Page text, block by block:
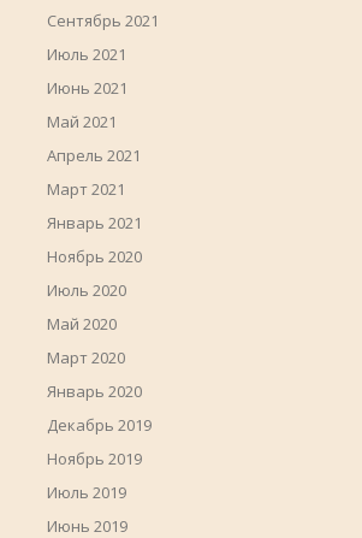
Сентябрь 2021
Июль 2021
Июнь 2021
Май 2021
Апрель 2021
Март 2021
Январь 2021
Ноябрь 2020
Июль 2020
Май 2020
Март 2020
Январь 2020
Декабрь 2019
Ноябрь 2019
Июль 2019
Июнь 2019